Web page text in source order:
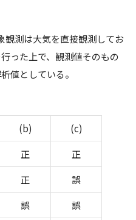
観測は⼤気を直接観測してお
った上で、観測値そのもの
値としている。
(b)
(c)
正
正
正
誤
誤
誤